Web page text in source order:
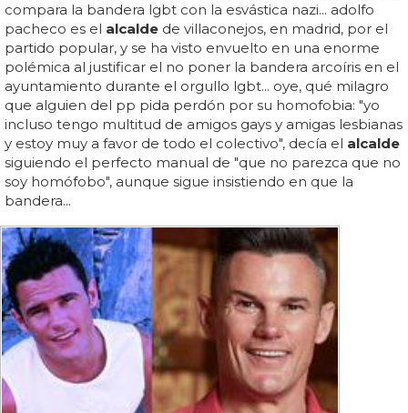
compara la bandera lgbt con la esvástica nazi... adolfo
pacheco es el alcalde de villaconejos, en madrid, por el
partido popular, y se ha visto envuelto en una enorme
polémica al justificar el no poner la bandera arcoíris en el
ayuntamiento durante el orgullo lgbt... oye, qué milagro
que alguien del pp pida perdón por su homofobia: "yo
incluso tengo multitud de amigos gays y amigas lesbianas
y estoy muy a favor de todo el colectivo", decía el alcalde
siguiendo el perfecto manual de "que no parezca que no
soy homófobo", aunque sigue insistiendo en que la
bandera...